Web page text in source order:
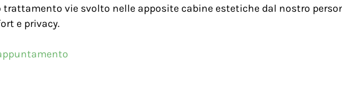
trattamento vie svolto nelle apposite cabine estetiche dal nostro
e privacy.